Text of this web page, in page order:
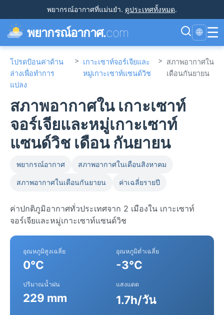
พยากรณ์อากาศที่แม่นยำ. ดูประเทศทั้งหมด.
พยากรณ์อากาศ.com 🌐 ☰
โปรดป้อนค่าด้าน
ล่างเพื่อทำการ
แปลง
> เกาะเซาท์จอร์เจียและ
หมู่เกาะเซาท์แซนด์วิช
> สภาพอากาศใน
เดือนกันยายน
สภาพอากาศใน เกาะเซาท์
จอร์เจียและหมู่เกาะเซาท์
แซนด์วิช เดือน กันยายน
พยากรณ์อากาศ สภาพอากาศในเดือนสิงหาคม
สภาพอากาศในเดือนกันยายน ค่าเฉลี่ยรายปี
ค่าปกติภูมิอากาศทั่วประเทศจาก 2 เมืองใน เกาะเซาท์
จอร์เจียและหมู่เกาะเซาท์แซนด์วิช
อุณหภูมิสูงเฉลี่ย
0°C
อุณหภูมิต่ำเฉลี่ย
-3°C
ปริมาณน้ำฝน
229 mm
แสงแดด
1.7h/วัน